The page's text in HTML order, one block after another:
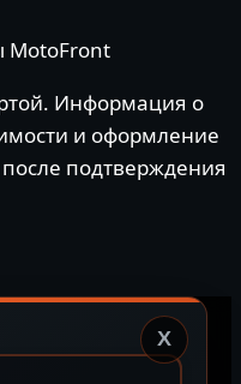
MotoFront
Информация о
и оформление
подтверждения
X